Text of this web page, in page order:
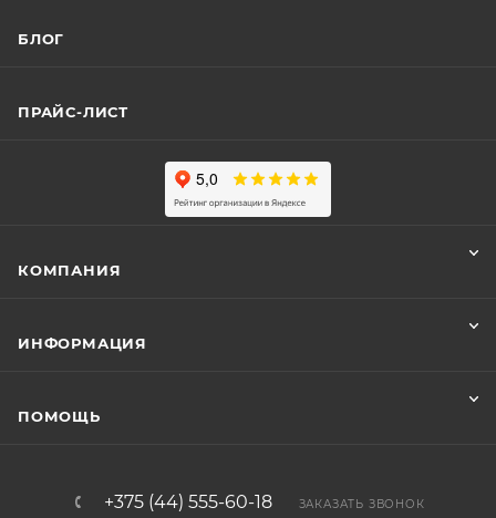
БЛОГ
ПРАЙС-ЛИСТ
КОМПАНИЯ
ИНФОРМАЦИЯ
ПОМОЩЬ
+375 (44) 555-60-18 ЗАКАЗАТЬ ЗВОНОК